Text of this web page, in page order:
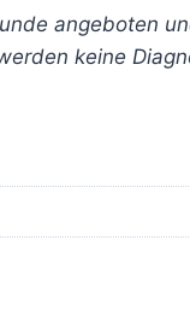
angeboten
keine